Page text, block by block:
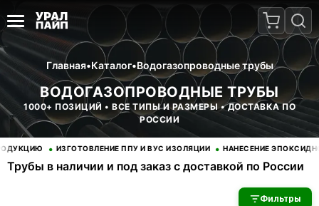
Главная•Каталог•Водогазопроводные трубы
ВОДОГАЗОПРОВОДНЫЕ ТРУБЫ
1000+ ПОЗИЦИЙ • ВСЕ ТИПЫ И РАЗМЕРЫ • ДОСТАВКА ПО
РОССИИ
• ИЗГОТОВЛЕНИЕ ППУ И ВУС ИЗОЛЯЦИИ • НАНЕСЕНИЕ ЭПОКСИДНОГО
Трубы в наличии и под заказ с доставкой по России
В наличии 39 позиций водогазопроводные. Купить трубы
Фильтры